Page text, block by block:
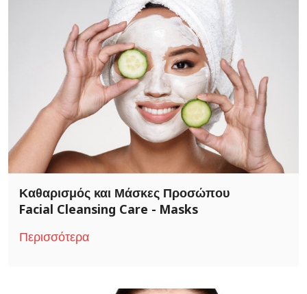
Καθαρισμός και Μάσκες Προσώπου
Facial Cleansing Care - Masks
Περισσότερα